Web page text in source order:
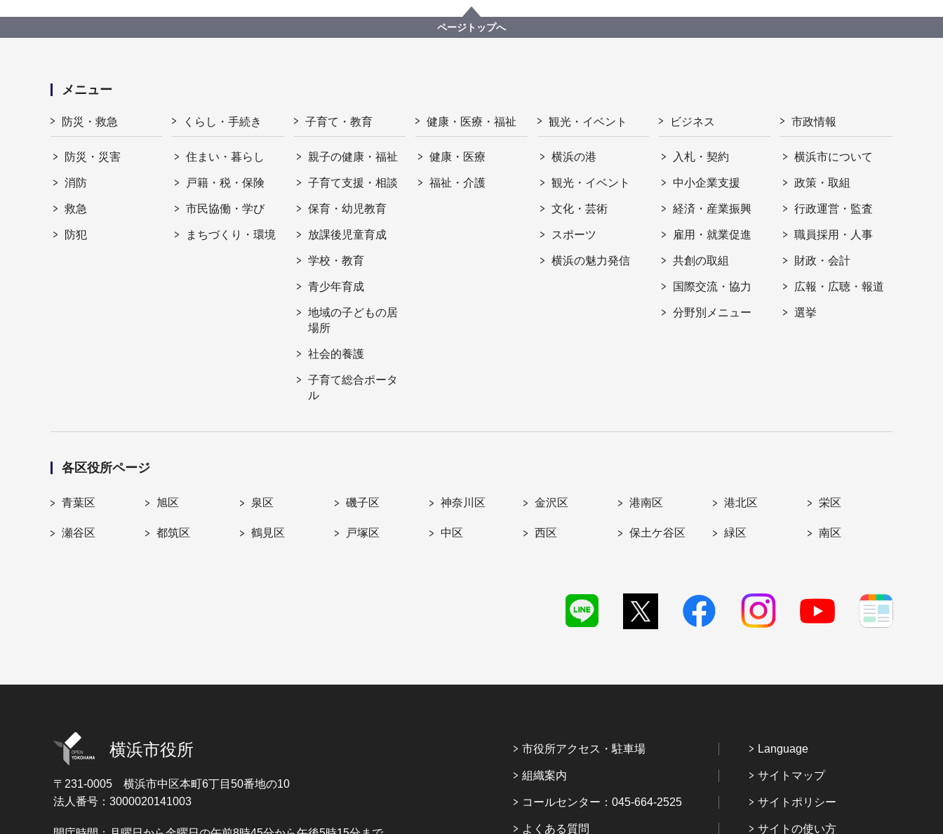
ページトップへ
メニュー
防災・救急
防災・災害
消防
救急
防犯
くらし・手続き
住まい・暮らし
戸籍・税・保険
市民協働・学び
まちづくり・環境
子育て・教育
親子の健康・福祉
子育て支援・相談
保育・幼児教育
放課後児童育成
学校・教育
青少年育成
地域の子どもの居
場所
社会的養護
子育て総合ポータ
ル
健康・医療・福祉
健康・医療
福祉・介護
観光・イベント
横浜の港
観光・イベント
文化・芸術
スポーツ
横浜の魅力発信
ビジネス
入札・契約
中小企業支援
経済・産業振興
雇用・就業促進
共創の取組
国際交流・協力
分野別メニュー
市政情報
横浜市について
政策・取組
行政運営・監査
職員採用・人事
財政・会計
広報・広聴・報道
選挙
各区役所ページ
青葉区 旭区 泉区 磯子区 神奈川区 金沢区 港南区 港北区 栄区
瀬谷区 都筑区 鶴見区 戸塚区 中区 西区 保土ケ谷区 緑区 南区
横浜市役所
〒231-0005 横浜市中区本町6丁目50番地の10
法人番号：3000020141003
市役所アクセス・駐車場
組織案内
コールセンター：045-664-2525
よくある質問
Language
サイトマップ
サイトポリシー
サイトの使い方